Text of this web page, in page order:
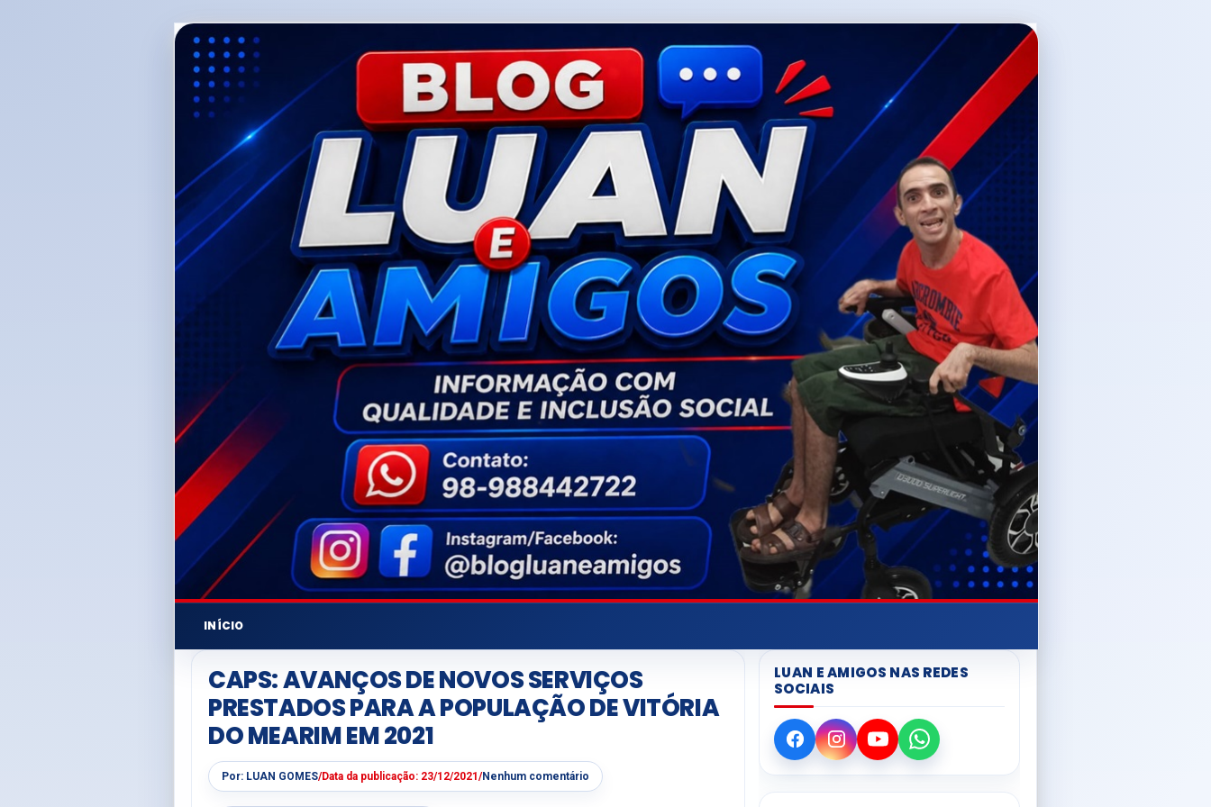
INÍCIO
CAPS: AVANÇOS DE NOVOS SERVIÇOS
PRESTADOS PARA A POPULAÇÃO DE VITÓRIA
DO MEARIM EM 2021
Por: LUAN GOMES/Data da publicação: 23/12/2021/Nenhum comentário
LUAN E AMIGOS NAS REDES
SOCIAIS